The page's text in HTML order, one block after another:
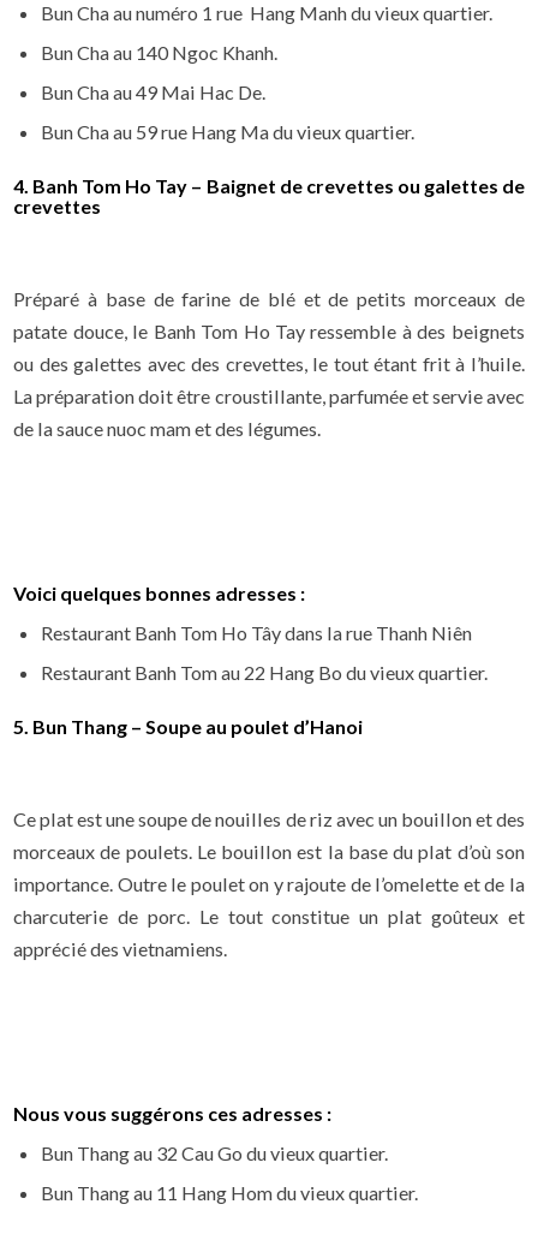
Bun Cha au numéro 1 rue Hang Manh du vieux quartier.
Bun Cha au 140 Ngoc Khanh.
Bun Cha au 49 Mai Hac De.
Bun Cha au 59 rue Hang Ma du vieux quartier.
4. Banh Tom Ho Tay – Baignet de crevettes ou galettes de
crevettes
Préparé à base de farine de blé et de petits morceaux de
patate douce, le Banh Tom Ho Tay ressemble à des beignets
ou des galettes avec des crevettes, le tout étant frit à l’huile.
La préparation doit être croustillante, parfumée et servie avec
de la sauce nuoc mam et des légumes.
Voici quelques bonnes adresses :
Restaurant Banh Tom Ho Tây dans la rue Thanh Niên
Restaurant Banh Tom au 22 Hang Bo du vieux quartier.
5. Bun Thang – Soupe au poulet d’Hanoi
Ce plat est une soupe de nouilles de riz avec un bouillon et des
morceaux de poulets. Le bouillon est la base du plat d’où son
importance. Outre le poulet on y rajoute de l’omelette et de la
charcuterie de porc. Le tout constitue un plat goûteux et
apprécié des vietnamiens.
Nous vous suggérons ces adresses :
Bun Thang au 32 Cau Go du vieux quartier.
Bun Thang au 11 Hang Hom du vieux quartier.